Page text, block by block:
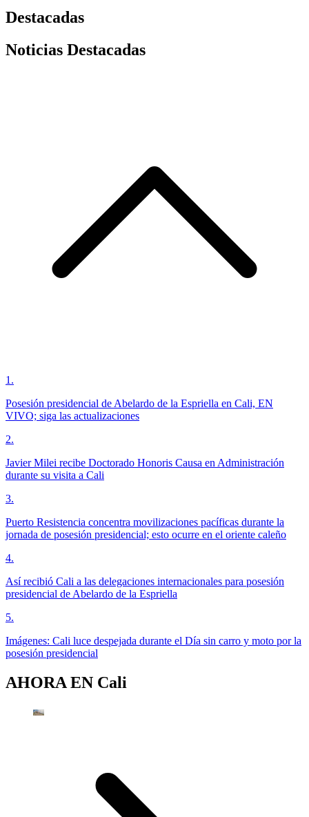
Destacadas
Noticias Destacadas
1 .
Posesión presidencial de Abelardo de la Espriella en Cali, EN
VIVO; siga las actualizaciones
2.
Javier Milei recibe Doctorado Honoris Causa en Administración
durante su visita a Cali
3.
Puerto Resistencia concentra movilizaciones pacíficas durante la
jornada de posesión presidencial; esto ocurre en el oriente caleño
4.
Así recibió Cali a las delegaciones internacionales para posesión
presidencial de Abelardo de la Espriella
5.
Imágenes: Cali luce despejada durante el Día sin carro y moto por la
posesión presidencial
AHORA EN Cali